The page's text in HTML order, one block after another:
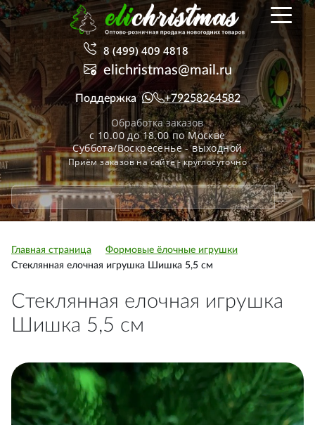
8 (499) 409 4818
elichristmas@mail.ru
Поддержка +79258264582
Обработка заказов
с 10.00 до 18.00 по Москве
Суббота/Воскресенье - выходной
Приём заказов на сайте - круглосуточно
Главная страница
Формовые ёлочные игрушки
Стеклянная елочная игрушка Шишка 5,5 см
Стеклянная елочная игрушка
Шишка 5,5 см